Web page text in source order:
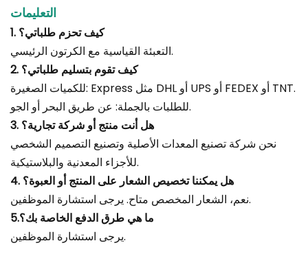
التعليمات
1. كيف تحزم طلباتي؟
التعبئة القياسية مع الكرتون الرئيسي.
2. كيف تقوم بتسليم طلباتي؟
للكميات الصغيرة: Express مثل DHL أو UPS أو FEDEX أو TNT.
للطلبات بالجملة: عن طريق البحر أو الجو.
3. هل أنت منتج أو شركة تجارية؟
نحن شركة تصنيع المعدات الأصلية وتصنيع التصميم الشخصي
للأجزاء المعدنية والبلاستيكية.
4. هل يمكننا تخصيص الشعار على المنتج أو العبوة؟
نعم، الشعار المخصص متاح. يرجى استشارة الموظفين.
5.ما هي طرق الدفع الخاصة بك؟
يرجى استشارة الموظفين.